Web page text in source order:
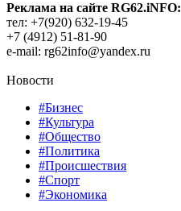
Реклама на сайте RG62.iNFO:
тел: +7(920) 632-19-45
+7 (4912) 51-81-90
e-mail: rg62info@yandex.ru
Новости
#Бизнес
#Культура
#Общество
#Политика
#Происшествия
#Спорт
#Экономика